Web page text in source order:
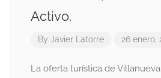
Activo.
By Javier Latorre 26 enero,
La oferta turística de